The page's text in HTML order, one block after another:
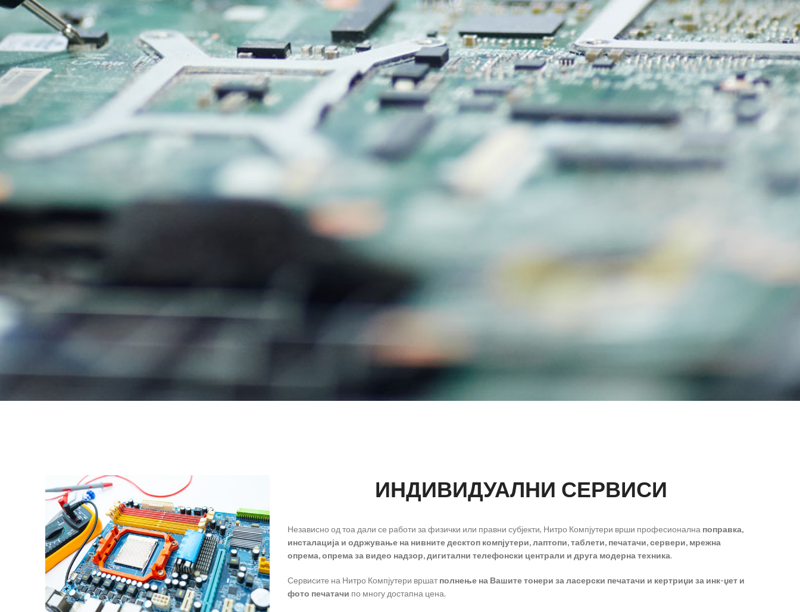
ИНДИВИДУАЛНИ СЕРВИСИ
Независно од тоа дали се работи за физички или правни субјекти, Нитро Компјутери врши професионална поправка,
инсталација и одржување на нивните десктоп компјутери, лаптопи, таблети, печатачи, сервери, мрежна
опрема, опрема за видео надзор, дигитални телефонски централи и друга модерна техника.
Сервисите на Нитро Компјутери вршат полнење на Вашите тонери за ласерски печатачи и кертриџи за инк-џет и
фото печатачи по многу достапна цена.